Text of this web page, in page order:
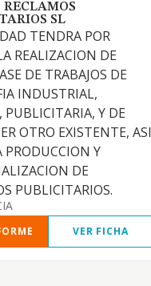
RECLAMOS
SL
TENDRA POR
REALIZACION DE
DE TRABAJOS DE
INDUSTRIAL,
PUBLICITARIA, Y DE
OTRO EXISTENTE, ASI
PRODUCCION Y
DE
PUBLICITARIOS.
VER FICHA